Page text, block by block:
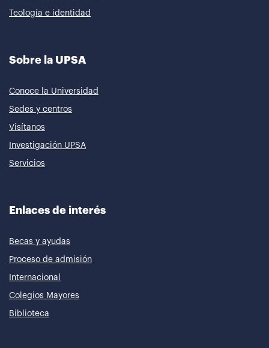
Teología e identidad
Sobre la UPSA
Conoce la Universidad
Sedes y centros
Visítanos
Investigación UPSA
Servicios
Enlaces de interés
Becas y ayudas
Proceso de admisión
Internacional
Colegios Mayores
Biblioteca